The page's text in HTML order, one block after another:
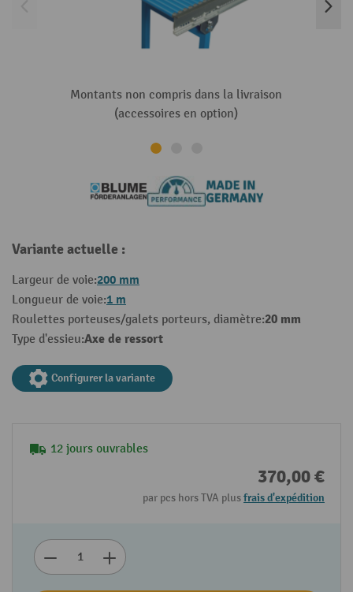
Montants non compris dans la livraison
(accessoires en option)
Variante actuelle :
Largeur de voie:200 mm
Longueur de voie:1 m
Roulettes porteuses/galets porteurs, diamètre:20 mm
Type d'essieu:Axe de ressort
Configurer la variante
12 jours ouvrables
370,00 €
par pcs hors TVA plusfrais d'expédition